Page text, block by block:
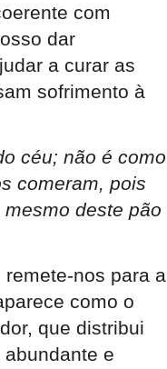
com
dar
a curar as
sofrimento à
céu; não é como
comeram, pois
deste pão
nos para a
como o
que distribui
e